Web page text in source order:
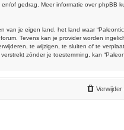
of gedrag. Meer informatie over phpBB
je eigen land, het land waar
Tevens kan je provider worden
te wijzigen, te sluiten of te
zónder je toestemming, kan